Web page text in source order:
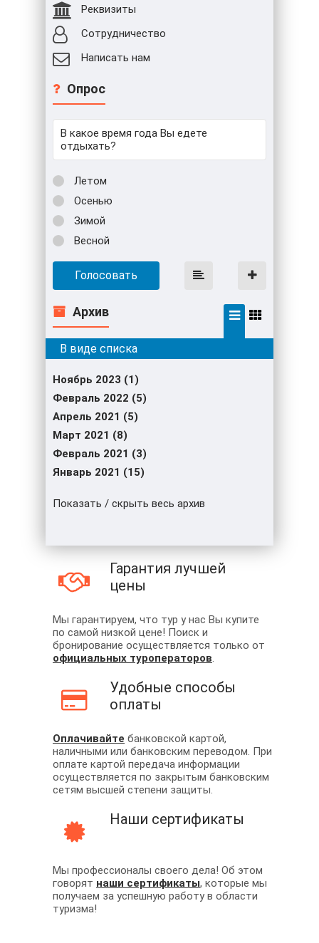
Реквизиты
Сотрудничество
Написать нам
Опрос
В какое время года Вы едете
отдыхать?
Летом
Осенью
Зимой
Весной
Голосовать
Архив
Ноябрь 2023 (1)
Февраль 2022 (5)
Апрель 2021 (5)
Март 2021 (8)
Февраль 2021 (3)
Январь 2021 (15)
Показать / скрыть весь архив
Гарантия лучшей
цены
Мы гарантируем, что тур у нас Вы купите
по самой низкой цене! Поиск и
бронирование осуществляется только от
официальных туроператоров.
Удобные способы
оплаты
Оплачивайте банковской картой,
наличными или банковским переводом. При
оплате картой передача информации
осуществляется по закрытым банковским
сетям высшей степени защиты.
Наши сертификаты
Мы профессионалы своего дела! Об этом
говорят наши сертификаты, которые мы
получаем за успешную работу в области
туризма!